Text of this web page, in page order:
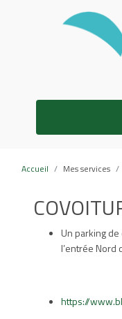
Accueil Mes services
Un parking
l’entrée Nord
https://